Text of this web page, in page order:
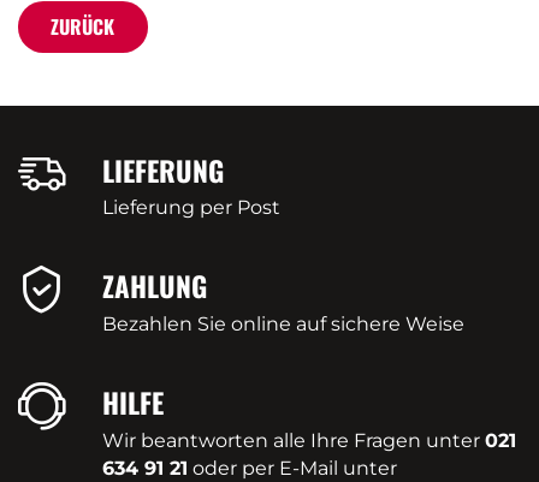
ZURÜCK
LIEFERUNG
Lieferung per Post
ZAHLUNG
Bezahlen Sie online auf sichere Weise
HILFE
Wir beantworten alle Ihre Fragen unter021
634 91 21 oder per E-Mail unter